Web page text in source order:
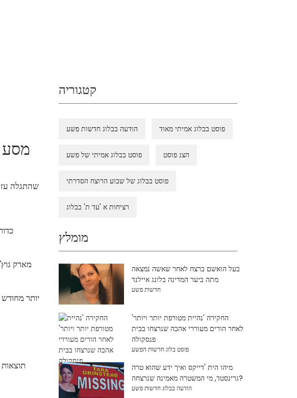
מסע
קטגוריה
הודעה בבלוג חדשות פשע פוסט בבלוג אמיתי מאוד
פוסט בבלוג אמיתי של פשע הצג פוסט
פוסט בבלוג של שבוע הרוצח הסדרתי
רציחות א 'עד ת' בבלוג
מומלץ
בעל הואשם ברצח לאחר שאשה נמצאה
מתה ביער המדינה בלונג איילנד
חדשות פשע
החקירה 'נהיית מטורפת יותר ויותר'
לאחר הורים מעוררי אהבה שנרצחו בבית
פנסקולה
פוסט בלוג חדשות הפשע
מיהו הית 'דייקס ואיך ידע שהוא טרה
גרינסטד, מי המשטרה מאמינה שנרצחה?
הודעה בבלוג חדשות פשע